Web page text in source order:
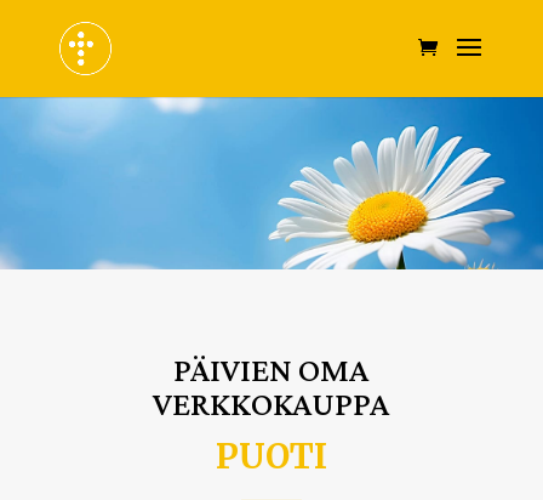
PÄIVIEN OMA
VERKKOKAUPPA
PUOTI